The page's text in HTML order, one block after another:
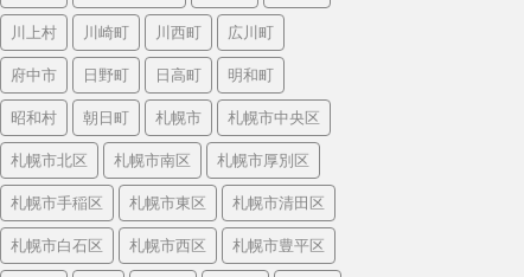
川上村 川崎町 川西町 広川町
府中市 日野町 日高町 明和町
昭和村 朝日町 札幌市 札幌市中央区
札幌市北区 札幌市南区 札幌市厚別区
札幌市手稲区 札幌市東区 札幌市清田区
札幌市白石区 札幌市西区 札幌市豊平区